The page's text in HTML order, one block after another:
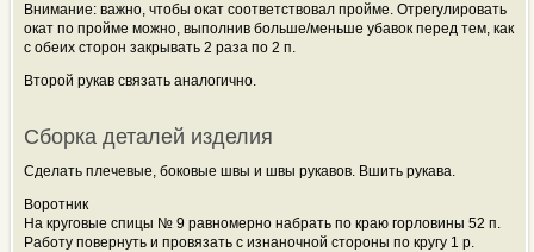
Внимание: важно, чтобы окат соответствовал пройме. Отрегулировать
окат по пройме можно, выполнив больше/меньше убавок перед тем, как
с обеих сторон закрывать 2 раза по 2 п.
Второй рукав связать аналогично.
Сборка деталей изделия
Сделать плечевые, боковые швы и швы рукавов. Вшить рукава.
Воротник
На круговые спицы № 9 равномерно набрать по краю горловины 52 п.
Работу повернуть и провязать с изнаночной стороны по кругу 1 р.